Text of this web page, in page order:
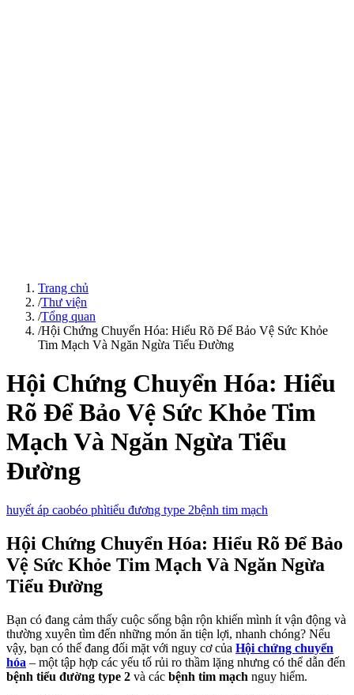
Trang chủ
/Thư viện
/Tổng quan
/Hội Chứng Chuyển Hóa: Hiểu Rõ Để Bảo Vệ Sức Khỏe
Tim Mạch Và Ngăn Ngừa Tiểu Đường
Hội Chứng Chuyển Hóa: Hiểu
Rõ Để Bảo Vệ Sức Khỏe Tim
Mạch Và Ngăn Ngừa Tiểu
Đường
huyết áp caobéo phìtiểu đương type 2bệnh tim mạch
Hội Chứng Chuyển Hóa: Hiểu Rõ Để Bảo
Vệ Sức Khỏe Tim Mạch Và Ngăn Ngừa
Tiểu Đường
Bạn có đang cảm thấy cuộc sống bận rộn khiến mình ít vận động và
thường xuyên tìm đến những món ăn tiện lợi, nhanh chóng? Nếu
vậy, bạn có thể đang đối mặt với nguy cơ của Hội chứng chuyển
hóa – một tập hợp các yếu tố rủi ro thầm lặng nhưng có thể dẫn đến
bệnh tiểu đường type 2 và các bệnh tim mạch nguy hiểm.